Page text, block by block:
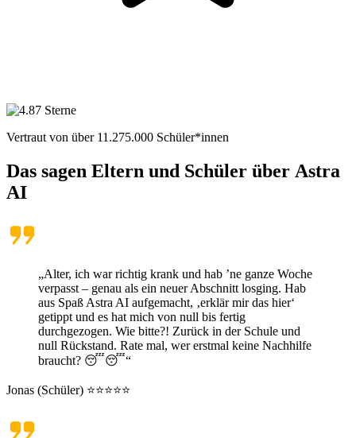
Vertraut von über 11.275.000 Schüler*innen
Das sagen Eltern und Schüler über Astra
AI
„Alter, ich war richtig krank und hab ’ne ganze Woche
verpasst – genau als ein neuer Abschnitt losging. Hab
aus Spaß Astra AI aufgemacht, ‚erklär mir das hier‘
getippt und es hat mich von null bis fertig
durchgezogen. Wie bitte?! Zurück in der Schule und
null Rückstand. Rate mal, wer erstmal keine Nachhilfe
braucht? 😴😴“
Jonas (Schüler) ⭐⭐⭐⭐⭐